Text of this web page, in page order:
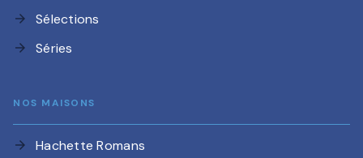
arrow_forward Sélections
arrow_forward Séries
NOS MAISONS
arrow_forward Hachette Romans